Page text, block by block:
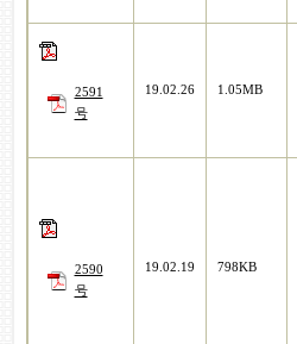
2591
号
19.02.26 1.05MB
2590
号
19.02.19 798KB